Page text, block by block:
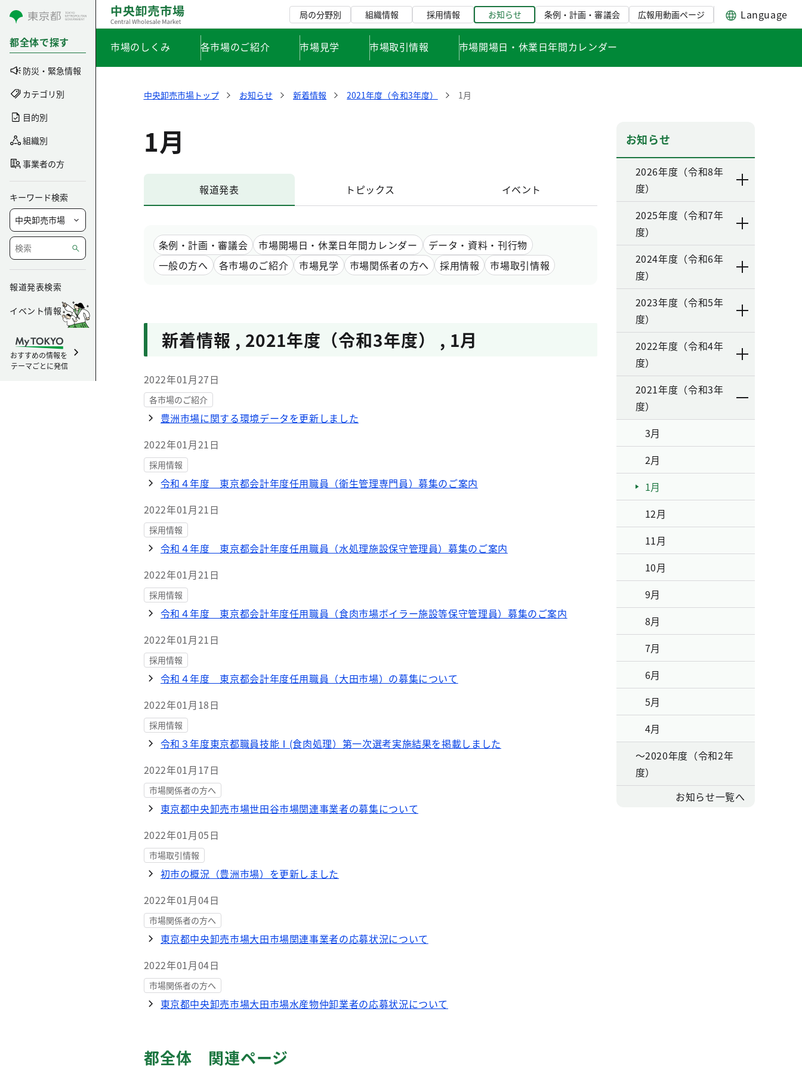
コンテンツにスキップ
都全体で探す
防災・緊急情報
カテゴリ別
目的別
組織別
事業者の方
キーワード検索
報道発表検索
イベント情報
おすすめの情報を
テーマごとに発信
局の分野別 組織情報 採用情報 お知らせ 条例・計画・審議会 広報用動画ページ Language
市場のしくみ 各市場のご紹介 市場見学 市場取引情報 市場開場日・休業日年間カレンダー
中央卸売市場トップ お知らせ 新着情報 2021年度（令和3年度） 1月
1月
報道発表 トピックス イベント
条例・計画・審議会 市場開場日・休業日年間カレンダー
データ・資料・刊行物
一般の方へ
各市場のご紹介 市場見学 市場関係者の方へ 採用情報 市場取引情報
新着情報 , 2021年度（令和3年度） , 1月
2022年01月27日
各市場のご紹介
豊洲市場に関する環境データを更新しました
2022年01月21日
採用情報
令和４年度 東京都会計年度任用職員（衛生管理専門員）募集のご案内
2022年01月21日
採用情報
令和４年度 東京都会計年度任用職員（水処理施設保守管理員）募集のご案内
2022年01月21日
採用情報
令和４年度 東京都会計年度任用職員（食肉市場ボイラー施設等保守管理員）募集のご案内
2022年01月21日
採用情報
令和４年度 東京都会計年度任用職員（大田市場）の募集について
2022年01月18日
採用情報
令和３年度東京都職員技能Ⅰ(食肉処理）第一次選考実施結果を掲載しました
2022年01月17日
市場関係者の方へ
東京都中央卸売市場世田谷市場関連事業者の募集について
2022年01月05日
市場取引情報
初市の概況（豊洲市場）を更新しました
2022年01月04日
市場関係者の方へ
東京都中央卸売市場大田市場関連事業者の応募状況について
2022年01月04日
市場関係者の方へ
東京都中央卸売市場大田市場水産物仲卸業者の応募状況について
お知らせ
2026年度（令和8年
度）
2025年度（令和7年
度）
2024年度（令和6年
度）
2023年度（令和5年
度）
2022年度（令和4年
度）
2021年度（令和3年
度）
3月
2月
1月
12月
11月
10月
9月
8月
7月
6月
5月
4月
～2020年度（令和2年
度）
お知らせ一覧へ
都全体 関連ページ